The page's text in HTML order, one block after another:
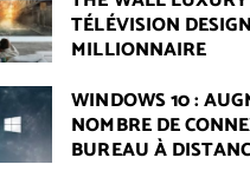
TÉLÉVISION
MILLIONNAIRE
WINDOWS 10 :
NOMBRE DE
BUREAU À